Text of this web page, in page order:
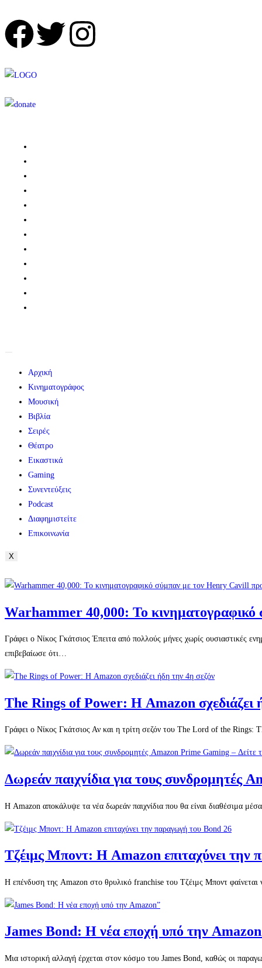
Αρχική
Κινηματογράφος
Μουσική
Βιβλία
Σειρές
Θέατρο
Εικαστικά
Gaming
Συνεντεύξεις
Podcast
Διαφημιστείτε
Επικοινωνία
X
Warhammer 40,000: Το
Γράφει ο Νίκος Γκάτσιος Έπειτα από πολλούς μήνες χωρίς ουσιαστικές
επιβεβαίωσε ότι…
The Rings of Power: Η Amazon σχεδιάζει
Γράφει ο Νίκος Γκάτσιος Αν και η τρίτη σεζόν του The Lord of the Rings:
Δωρεάν παιχνίδια για τους συνδρομητές
Η Amazon αποκάλυψε τα νέα δωρεάν παιχνίδια που θα είναι διαθέσιμα
Τζέιμς Μποντ: Η Amazon επιταχύνει την
Η επένδυση της Amazon στο θρυλικό franchise του Τζέιμς Μποντ φαίνεται
James Bond: Η νέα εποχή υπό την
Μια ιστορική αλλαγή έρχεται στον κόσμο του James Bond, καθώς οι